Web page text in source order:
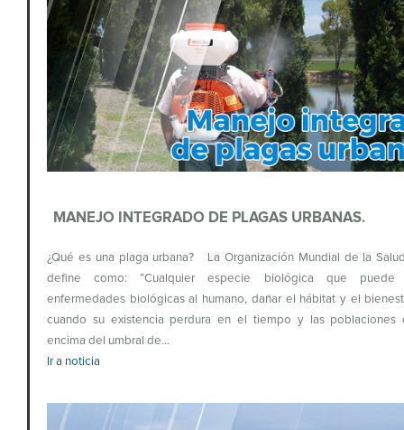
MANEJO INTEGRADO DE PLAGAS URBANAS.
¿Qué es una plaga urbana? La Organización Mundial de la
define como: “Cualquier especie biológica que puede
enfermedades biológicas al humano, dañar el hábitat y el
cuando su existencia perdura en el tiempo y las poblaciones
encima del umbral de…
Ir a noticia